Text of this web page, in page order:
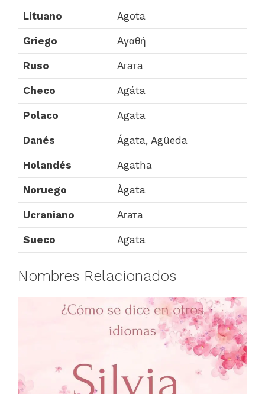
Lituano Agota
Griego Αγαθή
Ruso Агата
Checo Agáta
Polaco Agata
Danés Ágata, Agüeda
Holandés Agatha
Noruego Àgata
Ucraniano Агата
Sueco Agata
Nombres Relacionados